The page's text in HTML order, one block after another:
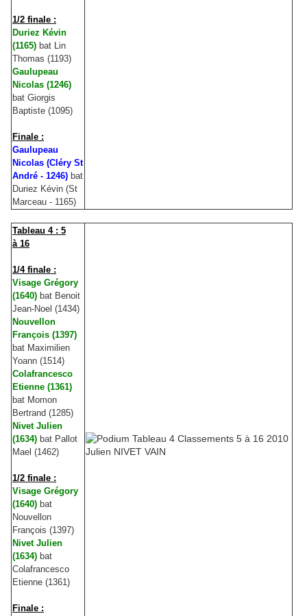
1/2 finale :
Duriez Kévin
(1165) bat Lin
Thomas (1193)
Gaulupeau
Nicolas (1246)
bat Giorgis
Baptiste (1095)
Finale :
Gaulupeau
Nicolas (Cléry St
André - 1246) bat
Duriez Kévin (St
Marceau - 1165)
Tableau 4 : 5
à 16
1/4 finale :
Visage Grégory
(1640) bat Benoit
Jean-Noel (1434)
Nouvellon
François (1397)
bat Maximilien
Yoann (1514)
Colafrancesco
Etienne (1361)
bat Momon
Bertrand (1285)
Nivet Julien
(1634) bat Pallot
Mael (1462)
1/2 finale :
Visage Grégory
(1640) bat
Nouvellon
François (1397)
Nivet Julien
(1634) bat
Colafrancesco
Etienne (1361)
Finale :